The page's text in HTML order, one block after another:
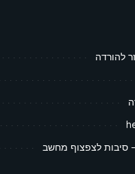
להורדה
לצפצוף מחשב